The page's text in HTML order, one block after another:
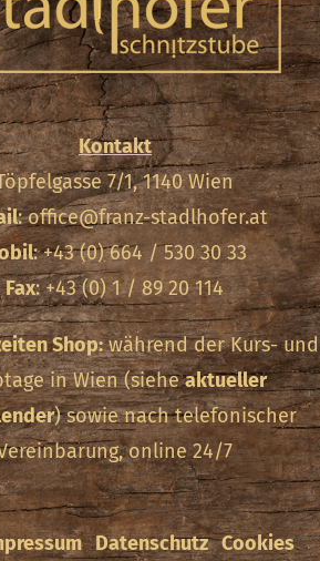
Kontakt
7/1, 1140 Wien
:office@franz-stadlhofer.at
: +43 (0) 664 / 530 30 33
Fax: +43 (0) 1 / 89 20 114
Shop:während der Kurs- und
in Wien (sieheaktueller
) sowie nach telefonischer
online 24/7
Datenschutz Cookies